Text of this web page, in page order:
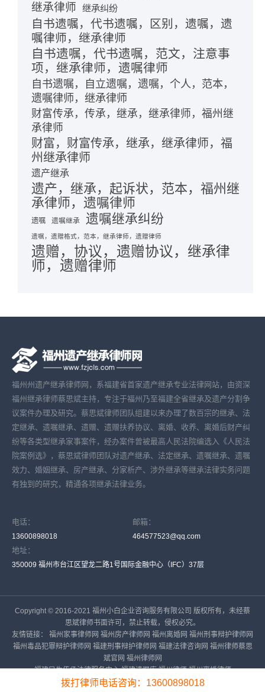
继承律师 继承纠纷
自书遗嘱，代书遗嘱，区别，遗嘱，遗
嘱律师，继承律师
自书遗嘱，代书遗嘱，范文，注意事
项，继承律师，遗嘱律师
自书遗嘱，自立遗嘱，遗嘱，个人，范本，
遗嘱律师，继承律师
财富传承，传承，继承，继承律师，福州继
承律师
财富，财富传承，继承，继承律师，福
州继承律师
遗产继承
遗产，继承，起诉状，范本，福州继
承律师，遗嘱律师
遗嘱 遗嘱继承 遗嘱继承纠纷
遗嘱，遗赠格式，范本，继承律师，遗赠律师
遗赠，协议，遗赠协议，继承律
师，遗赠律师
福州州遗产继承律师网，系福建省首家遗产继承专业法律网站，由资深
福州继承律师蔡思斌主持，专注于福州乃至福建全省继承及遗产分割争
议案件办理及研究。蔡思斌律师团队组建以来办理了数百宗的继承、法
定继承、遗嘱继承、遗赠、遗赠扶养协议、离婚、收养、离婚后财产纠
纷等各类型继承家事案件，经办案件曾被最高人民法院编选入《人民法
院案例选》，蔡思斌律师团队对遗产继承、法定继承、遗嘱继承、遗嘱
效力、婚姻继承、房产继承、分家析产、涉外继承等继承法律实务问题
有独到的研究，精通各项继承法律业务。
电话：
13600898018
邮箱：
464577523@qq.com
地址：
350009 福州市台江区望龙二路1号国际金融中心（IFC）37层
Copyright © 2016-2021 福州小白企业咨询服务有限公司 版权所有，未经蔡
思斌律师书面许可，禁止转载，侵权必究。
友情链接： 福州家事律师网 福州房产律师网 福州离婚网 福州刑事辩护律师网
福州毒品犯罪辩护律师网 福建刑事辩护律师网 福建法律咨询网 福州律师蔡思
斌官网 福州律师网
福建民生传承法律服务中心 福建遗嘱库 福州律师 福州离婚律师
备案号：闽ICP备16023919号-6
拨打律师电话咨询：13600898018